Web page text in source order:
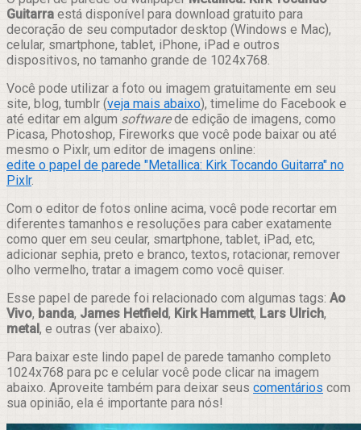
Guitarra está disponível para download gratuito para
decoração de seu computador desktop (Windows e Mac),
celular, smartphone, tablet, iPhone, iPad e outros
dispositivos, no tamanho grande de 1024x768.
Você pode utilizar a foto ou imagem gratuitamente em seu
site, blog, tumblr (veja mais abaixo), timelime do Facebook e
até editar em algum softwarede edição de imagens, como
Picasa, Photoshop, Fireworks que você pode baixar ou até
mesmo o Pixlr, um editor de imagens online:
edite o papel de parede "Metallica: Kirk Tocando Guitarra" no
Pixlr.
Com o editor de fotos online acima, você pode recortar em
diferentes tamanhos e resoluções para caber exatamente
como quer em seu ceular, smartphone, tablet, iPad, etc,
adicionar sephia, preto e branco, textos, rotacionar, remover
olho vermelho, tratar a imagem como você quiser.
Esse papel de parede foi relacionado com algumas tags: Ao
Vivo, banda, James Hetfield, Kirk Hammett, Lars Ulrich,
metal, e outras (ver abaixo).
Para baixar este lindo papel de parede tamanho completo
1024x768 para pc e celular você pode clicar na imagem
abaixo. Aproveite também para deixar seus comentários com
sua opinião, ela é importante para nós!